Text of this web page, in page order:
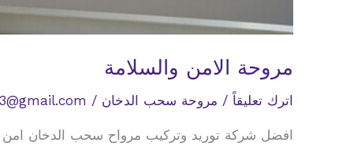
مروحة الامن والسلامة
اترك تعليقاً / مروحة سحب الدخان /